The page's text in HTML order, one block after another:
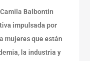
Balbontin
impulsada por
mujeres que están
la industria y